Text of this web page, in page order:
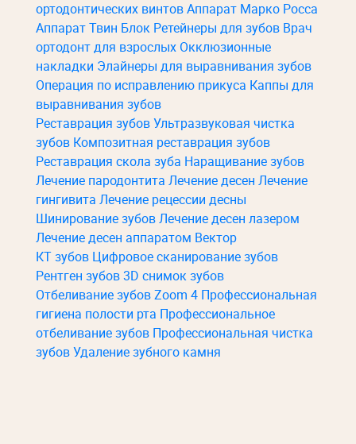
ортодонтических винтовАппарат Марко Росса
Аппарат Твин Блок Ретейнеры для зубов Врач
ортодонт для взрослых Окклюзионные
накладки Элайнеры для выравнивания зубов
Операция по исправлению прикуса Каппы для
выравнивания зубов
Реставрация зубовУльтразвуковая чистка
зубов Композитная реставрация зубов
Реставрация скола зуба Наращивание зубов
Лечение пародонтита Лечение десен Лечение
гингивита Лечение рецессии десны
Шинирование зубовЛечение десен лазером
Лечение десен аппаратом Вектор
КТ зубов Цифровое сканирование зубов
Рентген зубов3D снимок зубов
Отбеливание зубов Zoom 4 Профессиональная
гигиена полости рта Профессиональное
отбеливание зубов Профессиональная чистка
зубовУдаление зубного камня